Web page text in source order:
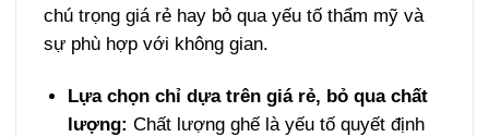
chú trọng giá rẻ hay bỏ qua yếu tố thẩm mỹ và
sự phù hợp với không gian.
Lựa chọn chỉ dựa trên giá rẻ, bỏ qua chất
lượng: Chất lượng ghế là yếu tố quyết định